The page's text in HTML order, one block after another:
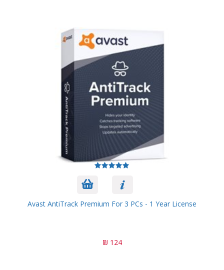
Avast AntiTrack Premium For 3 PCs - 1 Year License
124 ₪